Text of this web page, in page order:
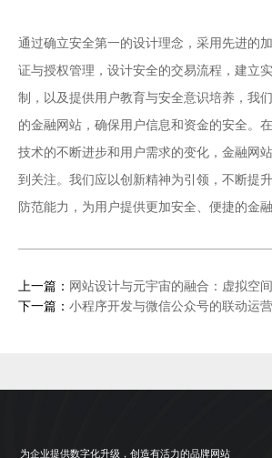
通过确立安全第一的设计理念，采用先进的
证与授权管理，设计安全的交易流程，建立
制，以及提供用户教育与安全意识培养，我
的金融网站，确保用户信息和资金的安全。
技术的不断进步和用户需求的变化，金融网
到关注。我们应以创新精神为引领，不断提
防范能力，为用户提供更加安全、便捷的金融
上一篇： 网站设计与元宇宙的融合：虚拟空
下一篇： 小程序开发与微信公众号的联动运
为企业提供数字化升级，创造有活力的品牌网站